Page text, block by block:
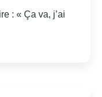
: « Ça va, j’ai